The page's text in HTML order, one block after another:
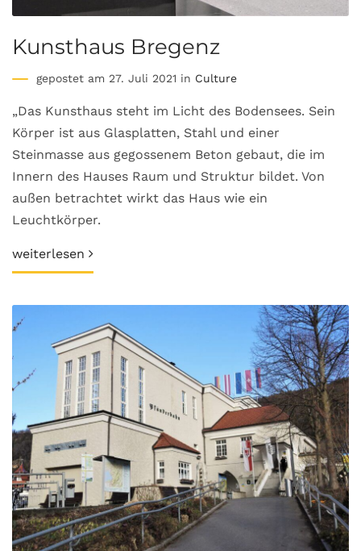
Kunsthaus Bregenz
gepostet am 27. Juli 2021 in Culture
„Das Kunsthaus steht im Licht des Bodensees. Sein
Körper ist aus Glasplatten, Stahl und einer
Steinmasse aus gegossenem Beton gebaut, die im
Innern des Hauses Raum und Struktur bildet. Von
außen betrachtet wirkt das Haus wie ein
Leuchtkörper.
weiterlesen